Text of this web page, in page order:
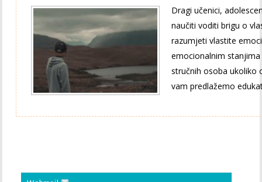
Dragi učenici,
naučiti voditi brigu o
razumjeti vlastite
emocionalnim
stručnih osoba ukoliko
vam predlažemo